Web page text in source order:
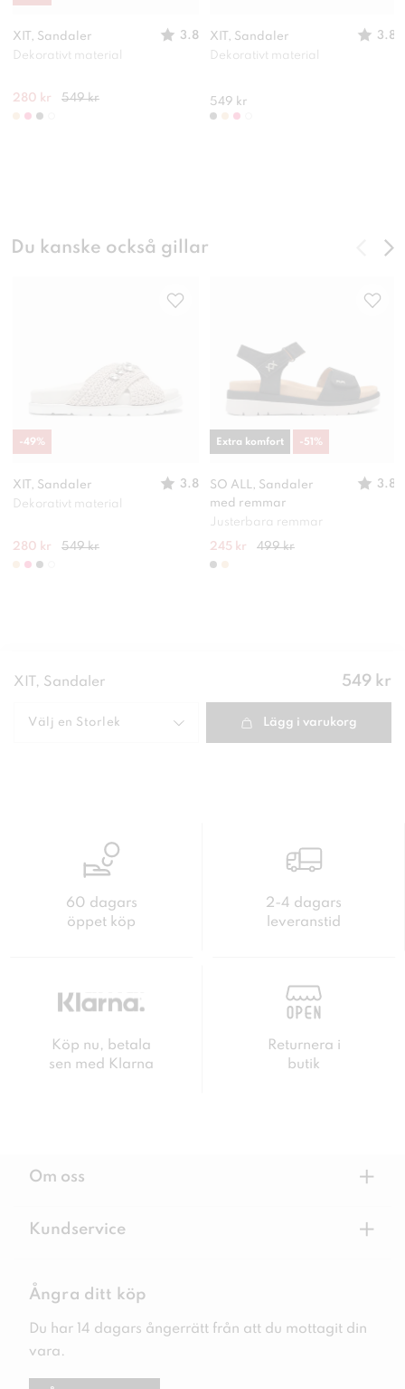
XIT, Sandaler
3.8
Dekorativt material
280 kr 549 kr
XIT, Sandaler
3.8
Dekorativt material
549 kr
Du kanske också gillar
XIT, Sandaler
3.8
Dekorativt material
280 kr 549 kr
-49%
SO ALL, Sandaler
med remmar
3.8
Justerbara remmar
245 kr 499 kr
Extra komfort -51 %
XIT, Sandaler Pris:
549 kr
Välj en Storlek Lägg i varukorg
60 dagars
öppet köp
2-4 dagars
leveranstid
Köp nu, betala
sen med Klarna
Returnera i
butik
Om oss +
Kundservice +
Ångra ditt köp
Du har 14 dagars ångerrätt från att du mottagit din
vara.